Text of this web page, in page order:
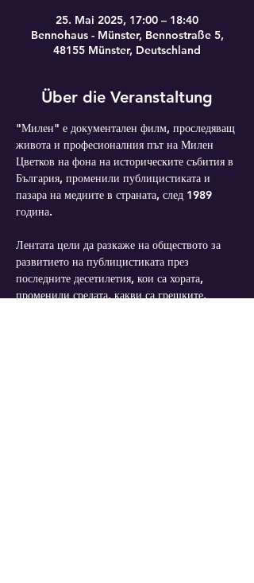
25. Mai 2025, 17:00 – 18:40
Bennohaus - Münster, Bennostraße 5,
48155 Münster, Deutschland
Über die Veranstaltung
"Милен" е документален филм, проследяващ
живота и професионалния път на Милен
Цветков на фона на историческите събития в
България, променили публицистиката и
пазара на медиите в страната, след 1989
година.
Лентата цели да разкаже на обществото за
развитието на публицистиката през
последните десетилетия, кои са хората,
променили средата, какви са грешките,